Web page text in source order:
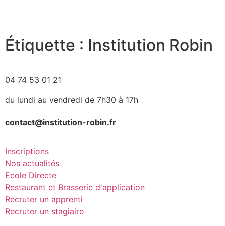
Étiquette : Institution Robin
04 74 53 01 21
du lundi au vendredi de 7h30 à 17h
contact@institution-robin.fr
Inscriptions
Nos actualités
Ecole Directe
Restaurant et Brasserie d'application
Recruter un apprenti
Recruter un stagiaire